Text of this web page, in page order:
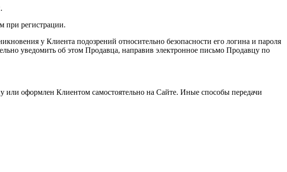
при регистрации.
у Клиента подозрений относительно безопасности его логина и пароля
уведомить об этом Продавца, направив электронное письмо Продавцу по
оформлен Клиентом самостоятельно на Сайте. Иные способы передачи